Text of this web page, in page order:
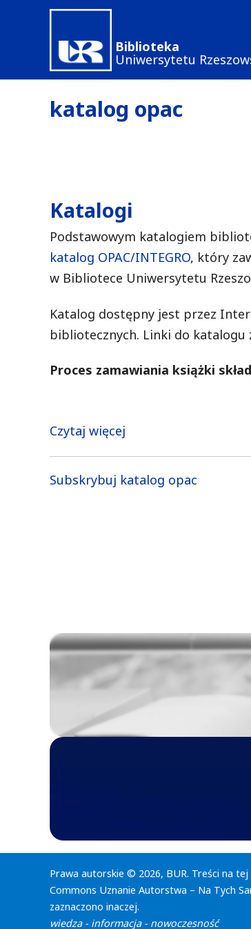
Biblioteka
Uniwersytetu
katalog opac
Katalogi
Podstawowym katalogiem
katalog OPAC/INTEGRO, który
w Bibliotece Uniwersytetu
Katalog dostępny jest przez
bibliotecznych. Linki do katalogu
Proces zamawiania książki
Czytaj więcej
Subskrybuj katalog opac
Prawa autorskie © 2026, BUR. Treści na
Commons Uznanie Autorstwa – Na Tych
zaznaczono inaczej.
wiedza - informacja - nowoczesność